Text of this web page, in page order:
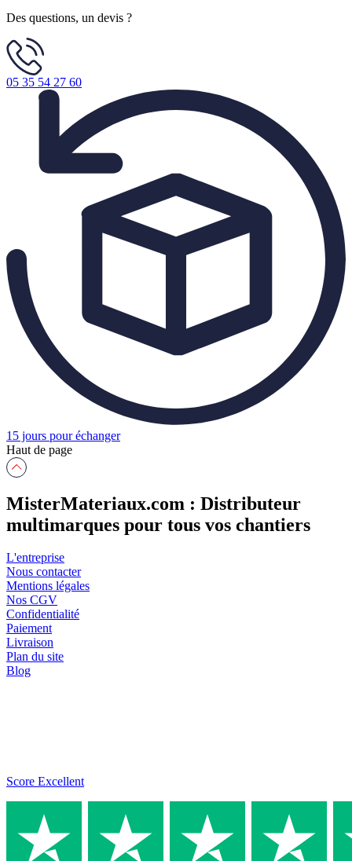
Des questions, un devis ?
05 35 54 27 60
15 jours pour échanger
Haut de page
MisterMateriaux.com : Distributeur
multimarques pour tous vos chantiers
L'entreprise
Nous contacter
Mentions légales
Nos CGV
Confidentialité
Paiement
Livraison
Plan du site
Blog
Score Excellent